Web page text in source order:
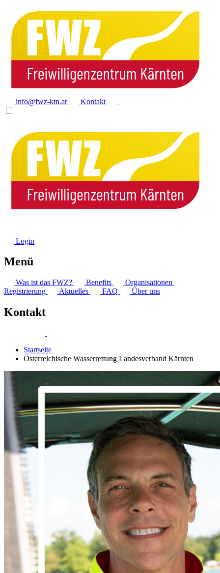
info@fwz-ktn.at Kontakt
Login
Menü
Was ist das FWZ? Benefits
Organisationen
Registrierung
Aktuelles FAQ Über uns
Kontakt
Startseite
Österreichische Wasserrettung Landesverband Kärnten